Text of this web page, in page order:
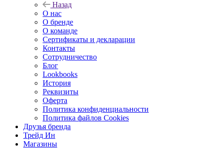
Назад
О нас
О бренде
О команде
Сертификаты и декларации
Контакты
Сотрудничество
Блог
Lookbooks
История
Реквизиты
Оферта
Политика конфиденциальности
Политика файлов Cookies
Друзья бренда
Трейд Ин
Магазины